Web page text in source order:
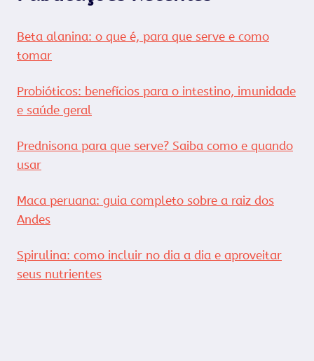
Beta alanina: o que é, para que serve e como
tomar
Probióticos: benefícios para o intestino, imunidade
e saúde geral
Prednisona para que serve? Saiba como e quando
usar
Maca peruana: guia completo sobre a raiz dos
Andes
Spirulina: como incluir no dia a dia e aproveitar
seus nutrientes